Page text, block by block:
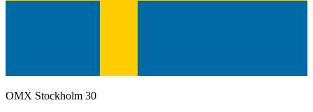
OMX Stockholm 30